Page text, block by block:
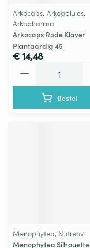
Arkocaps, Arkogelules,
Arkopharma
Arkocaps Rode Klaver
Plantaardig 45
€ 14,48
Bestel
Menophytea, Nutreov
Menophytea Silhouette